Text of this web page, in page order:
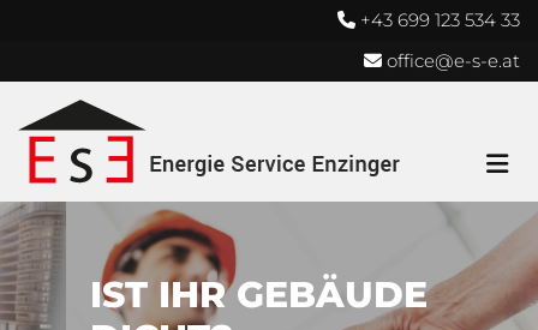
 +43 699 123 534 33
 office@e-s-e.at
IST IHR GEBÄUDE